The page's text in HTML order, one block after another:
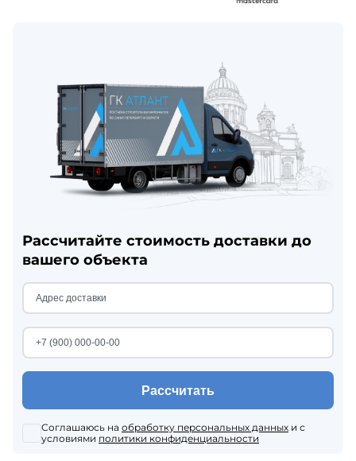
Рассчитайте стоимость доставки до
вашего объекта
Рассчитать
Соглашаюсь на обработку персональных данных и с
условиями политики конфиденциальности